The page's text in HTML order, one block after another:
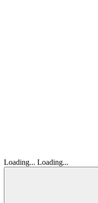
Loading... Loading...